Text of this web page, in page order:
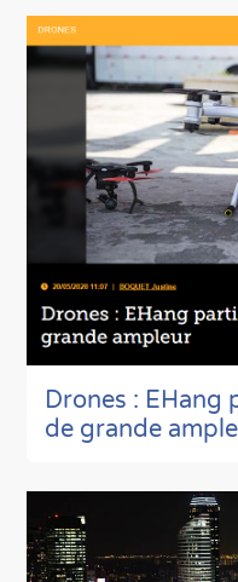
Drones : EHang
de grande